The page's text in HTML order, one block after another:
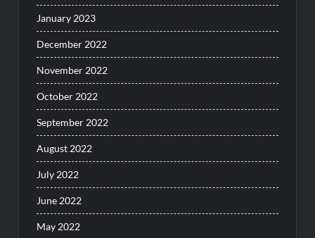
January 2023
December 2022
November 2022
October 2022
September 2022
August 2022
July 2022
June 2022
May 2022